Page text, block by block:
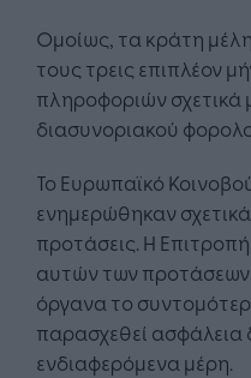
Ομοίως, τα κράτη
τους τρεις επιπλέον
πληροφοριών σχετικά
διασυνοριακού
Το Ευρωπαϊκό
ενημερώθηκαν
προτάσεις. Η
αυτών των
όργανα το
παρασχεθεί ασφάλεια
ενδιαφερόμενα μέρη.